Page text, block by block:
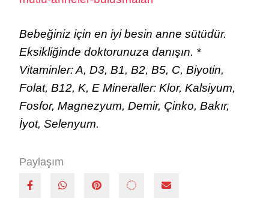
Bebeğiniz için en iyi besin anne sütüdür.
Eksikliğinde doktorunuza danışın. *
Vitaminler: A, D3, B1, B2, B5, C, Biyotin,
Folat, B12, K, E Mineraller: Klor, Kalsiyum,
Fosfor, Magnezyum, Demir, Çinko, Bakır,
İyot, Selenyum.
Paylaşım